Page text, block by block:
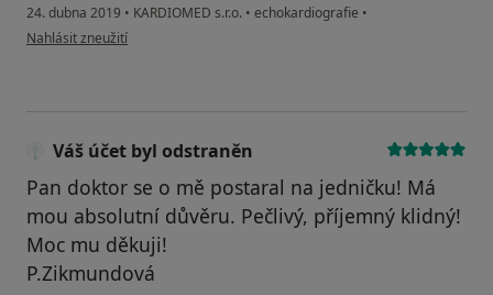
24. dubna 2019 • KARDIOMED s.r.o. • echokardiografie •
podle názoru uživatele Váš účet byl odstraněn
Nahlásit zneužití
Váš účet byl odstraněn
Pan doktor se o mě postaral na jedničku! Má
mou absolutní důvěru. Pečlivý, příjemný klidný!
Moc mu děkuji!
P.Zikmundová